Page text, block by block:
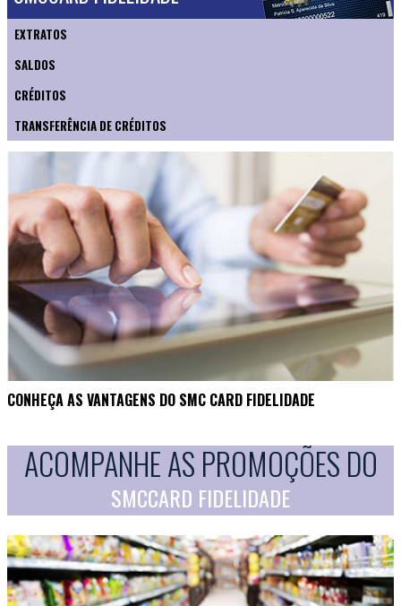
EXTRATOS
SALDOS
CRÉDITOS
TRANSFERÊNCIA DE CRÉDITOS
CONHEÇA AS VANTAGENS DO SMC CARD FIDELIDADE
ACOMPANHE AS PROMOÇÕES DO
SMCCARD FIDELIDADE